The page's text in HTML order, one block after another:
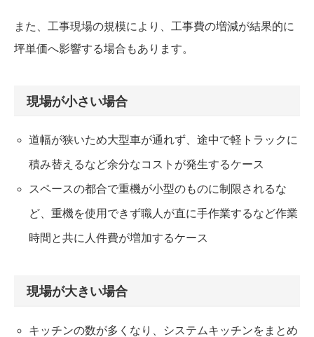
また、工事現場の規模により、工事費の増減が結果的に
坪単価へ影響する場合もあります。
現場が小さい場合
道幅が狭いため大型車が通れず、途中で軽トラックに
積み替えるなど余分なコストが発生するケース
スペースの都合で重機が小型のものに制限されるな
ど、重機を使用できず職人が直に手作業するなど作業
時間と共に人件費が増加するケース
現場が大きい場合
キッチンの数が多くなり、システムキッチンをまとめ